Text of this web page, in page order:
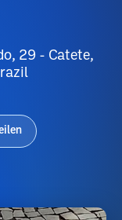
29 - Catete,